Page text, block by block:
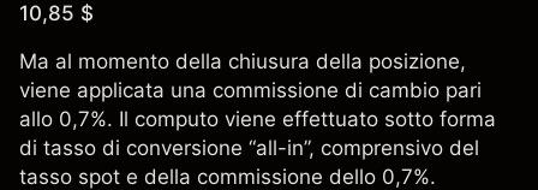
10,85 $
Ma al momento della chiusura della posizione,
viene applicata una commissione di cambio pari
allo 0,7%. Il computo viene effettuato sotto forma
di tasso di conversione “all-in”, comprensivo del
tasso spot e della commissione dello 0,7%.